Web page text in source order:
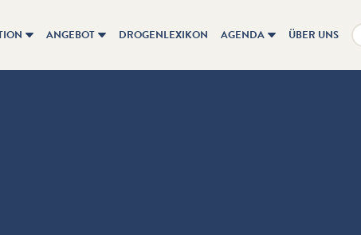
ANGEBOT DROGENLEXIKON AGENDA ÜBER UNS